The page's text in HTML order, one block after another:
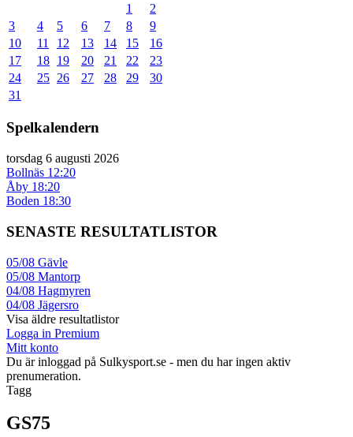
1
2
3
4 5 6 7 8
9
10
11 12 13 14 15
16
17
18 19 20 21 22
23
24
25 26 27 28 29
30
31
Spelkalendern
torsdag 6 augusti 2026
Bollnäs 12:20
Åby 18:20
Boden 18:30
SENASTE RESULTATLISTOR
05/08 Gävle
05/08 Mantorp
04/08 Hagmyren
04/08 Jägersro
Visa äldre resultatlistor
Logga in Premium
Mitt konto
Du är inloggad på Sulkysport.se - men du har ingen aktiv
prenumeration.
Tagg
GS75